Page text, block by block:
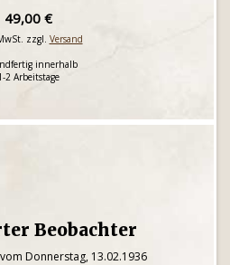
49,00 €
zzgl. Versand
innerhalb
2 Arbeitstage
Beobachter
Donnerstag, 13.02.1936